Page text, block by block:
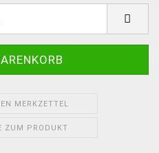
MERKZETTEL
ZUM PRODUKT